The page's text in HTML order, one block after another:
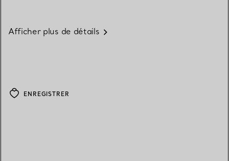
Afficher plus de détails
ENREGISTRER